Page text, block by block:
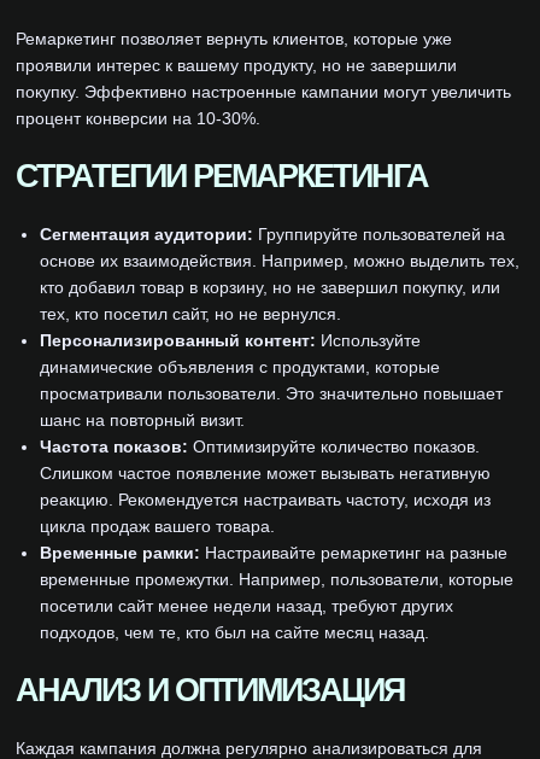
Ремаркетинг позволяет вернуть клиентов, которые уже
проявили интерес к вашему продукту, но не завершили
покупку. Эффективно настроенные кампании могут увеличить
процент конверсии на 10-30%.
СТРАТЕГИИ РЕМАРКЕТИНГА
Сегментация аудитории: Группируйте пользователей на
основе их взаимодействия. Например, можно выделить тех,
кто добавил товар в корзину, но не завершил покупку, или
тех, кто посетил сайт, но не вернулся.
Персонализированный контент: Используйте
динамические объявления с продуктами, которые
просматривали пользователи. Это значительно повышает
шанс на повторный визит.
Частота показов: Оптимизируйте количество показов.
Слишком частое появление может вызывать негативную
реакцию. Рекомендуется настраивать частоту, исходя из
цикла продаж вашего товара.
Временные рамки: Настраивайте ремаркетинг на разные
временные промежутки. Например, пользователи, которые
посетили сайт менее недели назад, требуют других
подходов, чем те, кто был на сайте месяц назад.
АНАЛИЗ И ОПТИМИЗАЦИЯ
Каждая кампания должна регулярно анализироваться для